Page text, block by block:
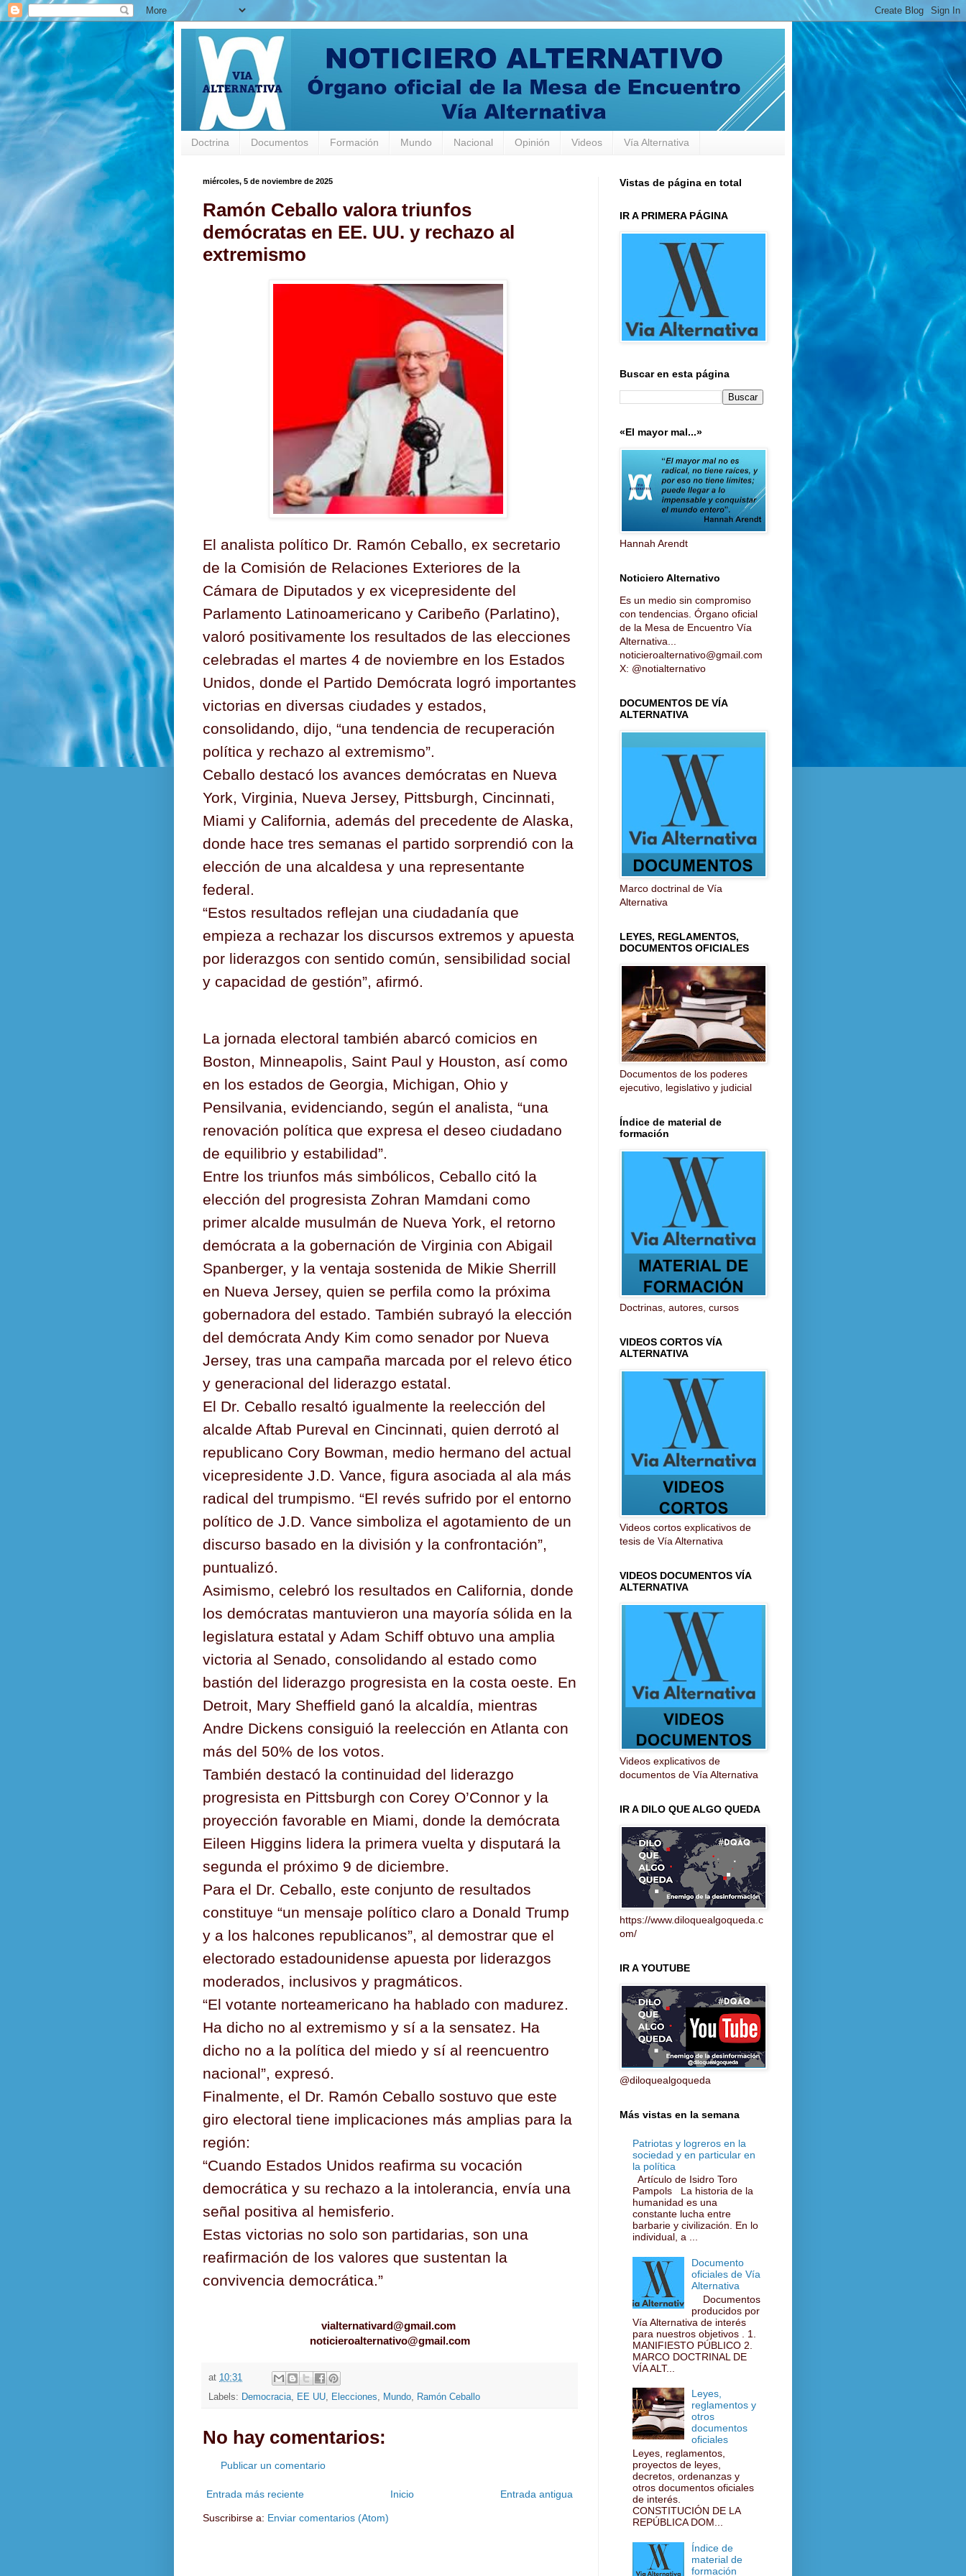
Doctrina Documentos Formación Mundo Nacional Opinión Videos Vía Alternativa
miércoles, 5 de noviembre de 2025
Ramón Ceballo valora triunfos
demócratas en EE. UU. y rechazo al
extremismo
El analista político Dr. Ramón Ceballo, ex secretario
de la Comisión de Relaciones Exteriores de la
Cámara de Diputados y ex vicepresidente del
Parlamento Latinoamericano y Caribeño (Parlatino),
valoró positivamente los resultados de las elecciones
celebradas el martes 4 de noviembre en los Estados
Unidos, donde el Partido Demócrata logró importantes
victorias en diversas ciudades y estados,
consolidando, dijo, “una tendencia de recuperación
política y rechazo al extremismo”.
Ceballo destacó los avances demócratas en Nueva
York, Virginia, Nueva Jersey, Pittsburgh, Cincinnati,
Miami y California, además del precedente de Alaska,
donde hace tres semanas el partido sorprendió con la
elección de una alcaldesa y una representante
federal.
“Estos resultados reflejan una ciudadanía que
empieza a rechazar los discursos extremos y apuesta
por liderazgos con sentido común, sensibilidad social
y capacidad de gestión”, afirmó.
La jornada electoral también abarcó comicios en
Boston, Minneapolis, Saint Paul y Houston, así como
en los estados de Georgia, Michigan, Ohio y
Pensilvania, evidenciando, según el analista, “una
renovación política que expresa el deseo ciudadano
de equilibrio y estabilidad”.
Entre los triunfos más simbólicos, Ceballo citó la
elección del progresista Zohran Mamdani como
primer alcalde musulmán de Nueva York, el retorno
demócrata a la gobernación de Virginia con Abigail
Spanberger, y la ventaja sostenida de Mikie Sherrill
en Nueva Jersey, quien se perfila como la próxima
gobernadora del estado. También subrayó la elección
del demócrata Andy Kim como senador por Nueva
Jersey, tras una campaña marcada por el relevo ético
y generacional del liderazgo estatal.
El Dr. Ceballo resaltó igualmente la reelección del
alcalde Aftab Pureval en Cincinnati, quien derrotó al
republicano Cory Bowman, medio hermano del actual
vicepresidente J.D. Vance, figura asociada al ala más
radical del trumpismo. “El revés sufrido por el entorno
político de J.D. Vance simboliza el agotamiento de un
discurso basado en la división y la confrontación”,
puntualizó.
Asimismo, celebró los resultados en California, donde
los demócratas mantuvieron una mayoría sólida en la
legislatura estatal y Adam Schiff obtuvo una amplia
victoria al Senado, consolidando al estado como
bastión del liderazgo progresista en la costa oeste. En
Detroit, Mary Sheffield ganó la alcaldía, mientras
Andre Dickens consiguió la reelección en Atlanta con
más del 50% de los votos.
También destacó la continuidad del liderazgo
progresista en Pittsburgh con Corey O’Connor y la
proyección favorable en Miami, donde la demócrata
Eileen Higgins lidera la primera vuelta y disputará la
segunda el próximo 9 de diciembre.
Para el Dr. Ceballo, este conjunto de resultados
constituye “un mensaje político claro a Donald Trump
y a los halcones republicanos”, al demostrar que el
electorado estadounidense apuesta por liderazgos
moderados, inclusivos y pragmáticos.
“El votante norteamericano ha hablado con madurez.
Ha dicho no al extremismo y sí a la sensatez. Ha
dicho no a la política del miedo y sí al reencuentro
nacional”, expresó.
Finalmente, el Dr. Ramón Ceballo sostuvo que este
giro electoral tiene implicaciones más amplias para la
región:
“Cuando Estados Unidos reafirma su vocación
democrática y su rechazo a la intolerancia, envía una
señal positiva al hemisferio.
Estas victorias no solo son partidarias, son una
reafirmación de los valores que sustentan la
convivencia democrática.”
vialternativard@gmail.com
noticieroalternativo@gmail.com
at 10:31
Labels: Democracia EE UU Elecciones Mundo Ramón Ceballo
No hay comentarios:
Publicar un comentario
Entrada más reciente Entrada antigua
Inicio
Suscribirse a: Enviar comentarios (Atom)
Vistas de página en total
IR A PRIMERA PÁGINA
Buscar en esta página
«El mayor mal...»
Hannah Arendt
Noticiero Alternativo
Es un medio sin compromiso
con tendencias. Órgano oficial
de la Mesa de Encuentro Vía
Alternativa...
noticieroalternativo@gmail.com
X: @notialternativo
DOCUMENTOS DE VÍA
ALTERNATIVA
Marco doctrinal de Vía
Alternativa
LEYES, REGLAMENTOS,
DOCUMENTOS OFICIALES
Documentos de los poderes
ejecutivo, legislativo y judicial
Índice de material de
formación
Doctrinas, autores, cursos
VIDEOS CORTOS VÍA
ALTERNATIVA
Videos cortos explicativos de
tesis de Vía Alternativa
VIDEOS DOCUMENTOS VÍA
ALTERNATIVA
Videos explicativos de
documentos de Vía Alternativa
IR A DILO QUE ALGO QUEDA
https://www.diloquealgoqueda.c
om/
IR A YOUTUBE
@diloquealgoqueda
Más vistas en la semana
Patriotas y logreros en la
sociedad y en particular en
la política
Artículo de Isidro Toro
Pampols La historia de la
humanidad es una
constante lucha entre
barbarie y civilización. En lo
individual, a ...
Documento
oficiales de Vía
Alternativa
Documentos
producidos por
Vía Alternativa de interés
para nuestros objetivos . 1.
MANIFIESTO PÚBLICO 2.
MARCO DOCTRINAL DE
VÍA ALT...
Leyes,
reglamentos y
otros
documentos
oficiales
Leyes, reglamentos,
proyectos de leyes,
decretos, ordenanzas y
otros documentos oficiales
de interés.
CONSTITUCIÓN DE LA
REPÚBLICA DOM...
Índice de
material de
formación